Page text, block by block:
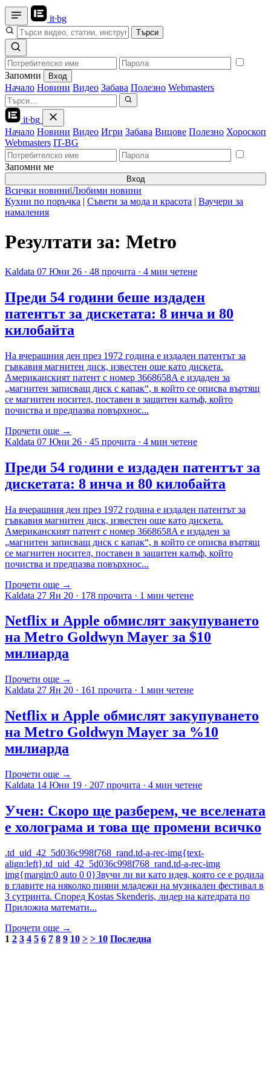
it·bg
Търси
Запомни Вход
Начало Новини Видео Забава Полезно Webmasters
it·bg
Начало Новини Видео Игри Забава Вицове Полезно Хороскоп
Webmasters IT-BG
Запомни ме
Вход
Всички новини|Любими новини
Кухни по поръчка | Съвети за мода и красота | Ваучери за
намаления
Резултати за: Metro
Kaldata 07 Юни 26 · 48 прочита · 4 мин четене
Преди 54 години беше издаден
патентът за дискетата: 8 инча и 80
килобайта
На вчерашния ден през 1972 година e издаден патентът за
гъвкавия магнитен диск, известен още като дискета.
Американският патент с номер 3668658A е издаден за
„магнитен записващ диск с капак“, в който се описва въртящ
се магнитен носител, поставен в защитен калъф, който
почиства и предпазва повърхнос...
Прочети още →
Kaldata 07 Юни 26 · 45 прочита · 4 мин четене
Преди 54 години е издаден патентът за
дискетата: 8 инча и 80 килобайта
На вчерашния ден през 1972 година e издаден патентът за
гъвкавия магнитен диск, известен още като дискета.
Американският патент с номер 3668658A е издаден за
„магнитен записващ диск с капак“, в който се описва въртящ
се магнитен носител, поставен в защитен калъф, който
почиства и предпазва повърхнос...
Прочети още →
Kaldata 27 Ян 20 · 178 прочита · 1 мин четене
Netflix и Apple обмислят закупуването
на Metro Goldwyn Mayer за $10
милиарда
Прочети още →
Kaldata 27 Ян 20 · 161 прочита · 1 мин четене
Netflix и Apple обмислят закупуването
на Metro Goldwyn Mayer за %10
милиарда
Прочети още →
Kaldata 14 Юни 19 · 207 прочита · 4 мин четене
Учен: Скоро ще разберем, че вселената
е холограма и това ще промени всичко
.td_uid_42_5d036c998f768_rand.td-a-rec-img{text-
align:left}.td_uid_42_5d036c998f768_rand.td-a-rec-img
img{margin:0 auto 0 0}Звучи ли ви като идея, която се е родила
в главите на няколко пияни младежи на музикален фестивал в
3 сутринта. Според Kostas Skenderis, лидер на катедрата по
Приложна математи...
Прочети още →
1 2 3 4 5 6 7 8 9 10 > > 10 Последна